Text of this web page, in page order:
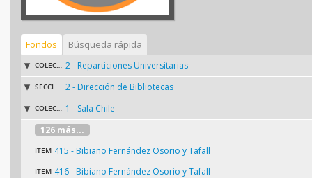
Fondos Búsqueda rápida
COLECCIÓN 2 - Reparticiones Universitarias
SECCIÓN 2 - Dirección de Bibliotecas
COLECCIÓN 1 - Sala Chile
126 más...
ITEM 415 - Bibiano Fernández Osorio y Tafall
ITEM 416 - Bibiano Fernández Osorio y Tafall